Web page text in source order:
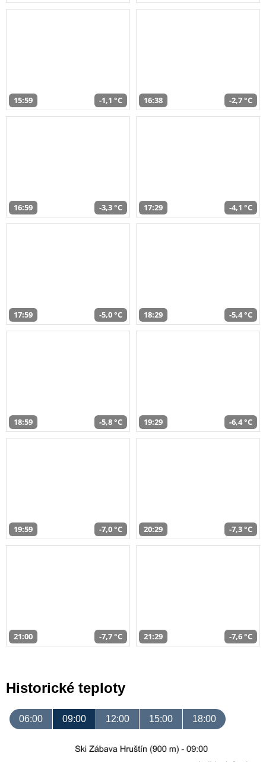
15:59 -1,1 °C 16:38 -2,7 °C
16:59 -3,3 °C 17:29 -4,1 °C
17:59 -5,0 °C 18:29 -5,4 °C
18:59 -5,8 °C 19:29 -6,4 °C
19:59 -7,0 °C 20:29 -7,3 °C
21:00 -7,7 °C 21:29 -7,6 °C
Historické teploty
06:00 09:00 12:00 15:00 18:00